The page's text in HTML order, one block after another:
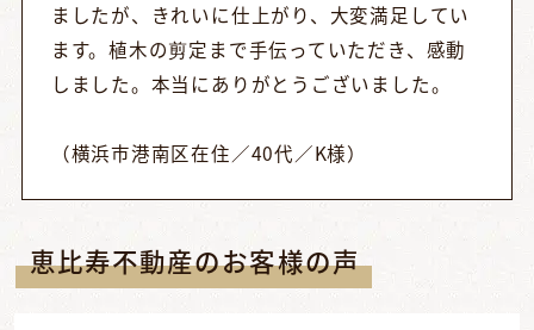
ましたが、きれいに仕上がり、大変満足してい
ます。植木の剪定まで手伝っていただき、感動
しました。本当にありがとうございました。
（横浜市港南区在住／40代／K様）
恵比寿不動産のお客様の声